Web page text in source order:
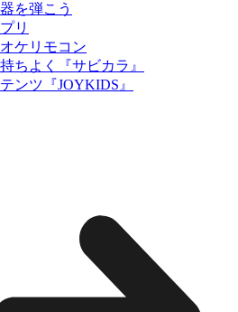
を弾こう
リ
ケリモコン
ちよく『サビカラ』
ンツ『JOYKIDS』